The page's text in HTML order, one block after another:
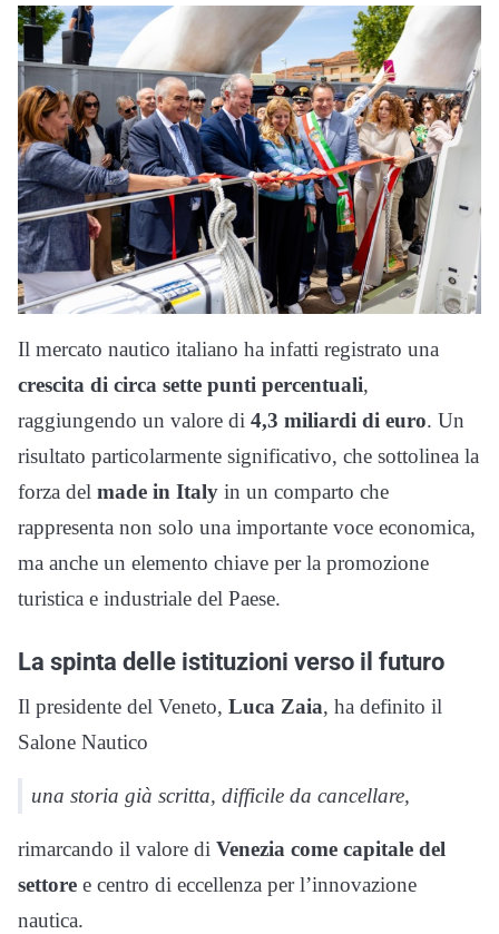
Il mercato nautico italiano ha infatti registrato una
crescita di circa sette punti percentuali,
raggiungendo un valore di 4,3 miliardi di euro. Un
risultato particolarmente significativo, che sottolinea la
forza del made in Italy in un comparto che
rappresenta non solo una importante voce economica,
ma anche un elemento chiave per la promozione
turistica e industriale del Paese.
La spinta delle istituzioni verso il futuro
Il presidente del Veneto, Luca Zaia, ha definito il
Salone Nautico
una storia già scritta, difficile da cancellare,
rimarcando il valore di Venezia come capitale del
settore e centro di eccellenza per l’innovazione
nautica.